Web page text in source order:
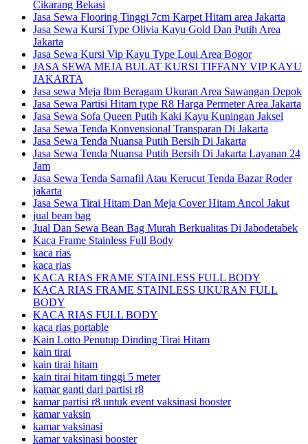
Cikarang Bekasi
Jasa Sewa Flooring Tinggi 7cm Karpet Hitam area Jakarta
Jasa Sewa Kursi Type Olivia Kayu Gold Dan Putih Area
Jakarta
Jasa Sewa Kursi Vip Kayu Type Loui Area Bogor
JASA SEWA MEJA BULAT KURSI TIFFANY VIP KAYU
JAKARTA
Jasa sewa Meja Ibm Beragam Ukuran Area Sawangan Depok
Jasa Sewa Partisi Hitam type R8 Harga Permeter Area Jakarta
Jasa Sewa Sofa Queen Putih Kaki Kayu Kuningan Jaksel
Jasa Sewa Tenda Konvensional Transparan Di Jakarta
Jasa Sewa Tenda Nuansa Putih Bersih Di Jakarta
Jasa Sewa Tenda Nuansa Putih Bersih Di Jakarta Layanan 24
Jam
Jasa Sewa Tenda Sarnafil Atau Kerucut Tenda Bazar Roder
jakarta
Jasa Sewa Tirai Hitam Dan Meja Cover Hitam Ancol Jakut
jual bean bag
Jual Dan Sewa Bean Bag Murah Berkualitas Di Jabodetabek
Kaca Frame Stainless Full Body
kaca rias
kaca rias
KACA RIAS FRAME STAINLESS FULL BODY
KACA RIAS FRAME STAINLESS UKURAN FULL
BODY
KACA RIAS FULL BODY
kaca rias portable
Kain Lotto Penutup Dinding Tirai Hitam
kain tirai
kain tirai hitam
kain tirai hitam tinggi 5 meter
kamar ganti dari partisi r8
kamar partisi r8 untuk event vaksinasi booster
kamar vaksin
kamar vaksinasi
kamar vaksinasi booster